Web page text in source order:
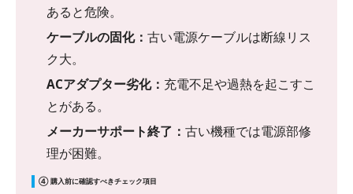
あると危険。
ケーブルの固化： 古い電源ケーブルは断線リス
ク大。
ACアダプター劣化： 充電不足や過熱を起こすこ
とがある。
メーカーサポート終了： 古い機種では電源部修
理が困難。
④ 購入前に確認すべきチェック項目